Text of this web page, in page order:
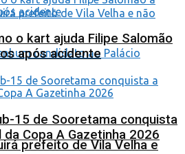
prefeito de Vila Velha e
o kart ajuda Filipe Salomão
após acidente
15 de Sooretama conquista
da Copa A Gazetinha 2026